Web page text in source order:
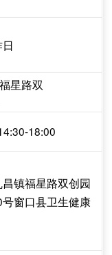
星路双
18:00
镇福星路双创园
窗口县卫生健康